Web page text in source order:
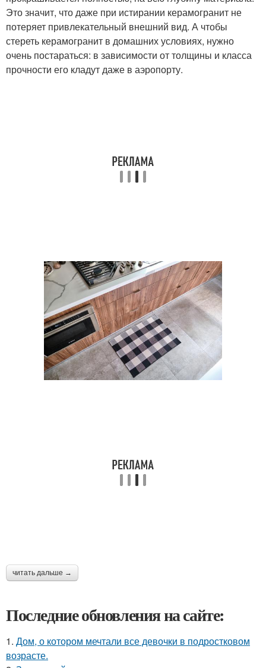
Это значит, что даже при истирании керамогранит не
потеряет привлекательный внешний вид. А чтобы
стереть керамогранит в домашних условиях, нужно
очень постараться: в зависимости от толщины и класса
прочности его кладут даже в аэропорту.
читать дальше →
Последние обновления на сайте:
1. Дом, о котором мечтали все девочки в подростковом
возрасте.